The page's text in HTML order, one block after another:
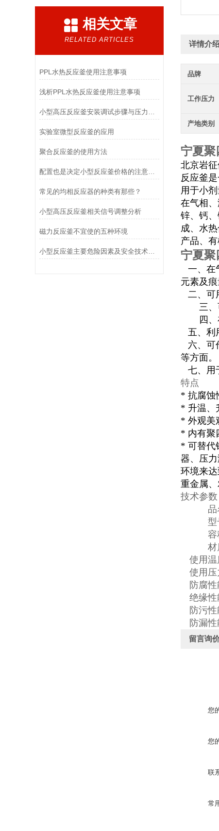
相关文章
RELATED ARTICLES
PPL水热反应釜使用注意事项
浅析PPL水热反应釜使用注意事项
实验室微型反应釜的应用
聚合反应釜的使用方法
配置也是决定小型反应釜价格的注意因素
常见的均相反应器的种类有那些？
小型高压反应釜相关信号调整分析
磁力反应釜不宜使的五种环境
小型反应釜主要危险因素及安全技术措施
详情介
品牌
工作压力
产地类别
宁夏聚
北京岩
反应釜
用于小
在气相
锌、钙
成、水
产品、有
宁夏聚
一、在
元素及
二、可
三、可
四、在
五、利
六、可
等方面。
七、用
特点
* 抗腐蚀
* 升温、
* 外观美
* 内有聚
* 可替代
器、压
环境来
重金属
技术参数
品
型
容
材
使用温
使用压
防腐
绝缘性
防污
防漏
留言询
您
您
联
常